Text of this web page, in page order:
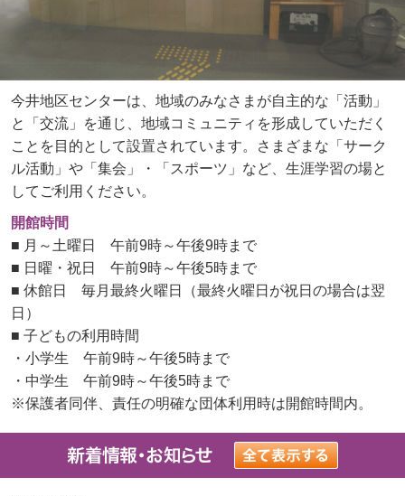
今井地区センターは、地域のみなさまが自主的な「活動」
と「交流」を通じ、地域コミュニティを形成していただく
ことを目的として設置されています。さまざまな「サーク
ル活動」や「集会」・「スポーツ」など、生涯学習の場と
してご利用ください。
開館時間
■ 月～土曜日 午前9時～午後9時まで
■ 日曜・祝日 午前9時～午後5時まで
■ 休館日 毎月最終火曜日（最終火曜日が祝日の場合は翌
日）
■ 子どもの利用時間
・小学生 午前9時～午後5時まで
・中学生 午前9時～午後5時まで
※保護者同伴、責任の明確な団体利用時は開館時間内。